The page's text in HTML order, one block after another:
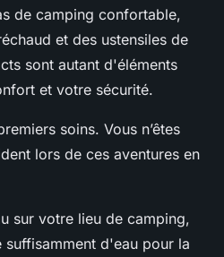
de camping confortable,
et des ustensiles de
sont autant d'éléments
et votre sécurité.
soins. Vous n’êtes
lors de ces aventures en
sur votre lieu de camping,
suffisamment d'eau pour la